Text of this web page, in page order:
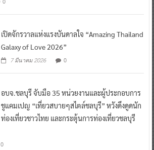
เปิดจักรวาลแห่งแรงบันดาลใจ “Amazing Thailand
Galaxy of Love 2026”
7 มีนาคม 2026 0
อบจ.ชลบุรี จับมือ 35 หน่วยงานและผู้ประกอบการ
ชูแคมเปญ “เที่ยวสบายๆสไตล์ชลบุรี” หวังดึงดูดนัก
ท่องเที่ยวชาวไทย และกระตุ้นการท่องเที่ยวชลบุรี
0